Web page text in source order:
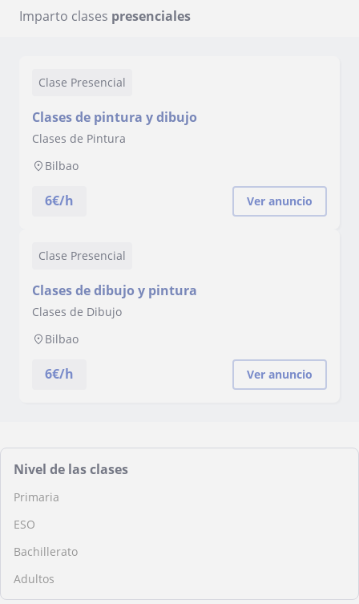
Imparto clases presenciales
Clase Presencial
Clases de pintura y dibujo
Clases de Pintura
Bilbao
6€/h Ver anuncio
Clase Presencial
Clases de dibujo y pintura
Clases de Dibujo
Bilbao
6€/h Ver anuncio
Nivel de las clases
Primaria
ESO
Bachillerato
Adultos